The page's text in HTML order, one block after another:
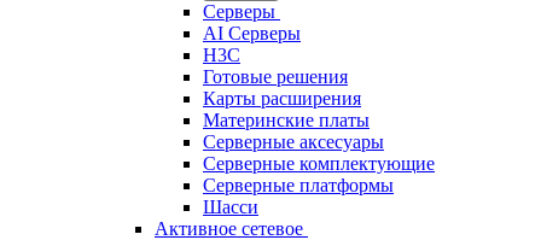
Cерверы
AI Серверы
H3C
Готовые решения
Карты расширения
Материнские платы
Серверные аксесуары
Серверные комплектующие
Серверные платформы
Шасси
Активное сетевое